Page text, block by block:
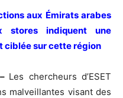
aux Émirats arabes
stores indiquent une
ciblée sur cette région
Les chercheurs d’ESET
malveillantes visant des